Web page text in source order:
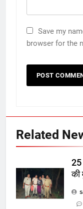
Save my
browser for the
Related
25
की